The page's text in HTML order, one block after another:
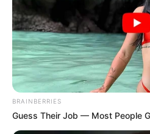
BRAINBERRIES
Guess Their Job — Most People